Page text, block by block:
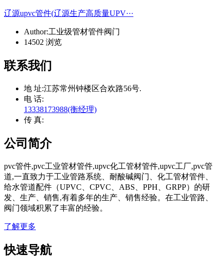
辽源upvc管件(辽源生产高质量UPV···
Author:工业级管材管件阀门
14502 浏览
联系我们
地 址:江苏常州钟楼区合欢路56号.
电 话:
13338173988(衡经理)
传 真:
公司简介
pvc管件,pvc工业管材管件,upvc化工管材管件,upvc工厂,pvc管
道,一直致力于工业管路系统、耐酸碱阀门、化工管材管件、
给水管道配件（UPVC、CPVC、ABS、PPH、GRPP）的研
发、生产、销售,有着多年的生产、销售经验。在工业管路、
阀门领域积累了丰富的经验。
了解更多
快速导航